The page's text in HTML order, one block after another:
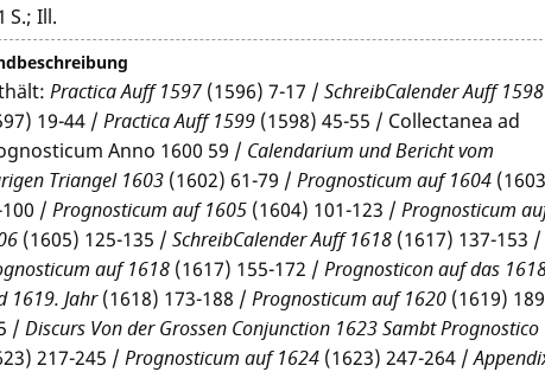
S.; Ill.
Practica Auff 1597 (1596) 7-17 /SchreibCalender Auff 1598
19-44 /Practica Auff 1599 (1598) 45-55 / Collectanea ad
Anno 1600 59 / Calendarium und Bericht vom
Triangel 1603 (1602) 61-79 /Prognosticum auf 1604
100 /Prognosticum auf 1605 (1604) 101-123 /Prognosticum
(1605) 125-135 /SchreibCalender Auff 1618 (1617) 137-153 /
auf 1618 (1617) 155-172 /Prognosticon auf das
1619. Jahr(1618) 173-188 /Prognosticum auf 1620 (1619)
/Discurs Von der Grossen Conjunction 1623 Sambt Prognostico
217-245 /Prognosticum auf 1624 (1623) 247-264 /